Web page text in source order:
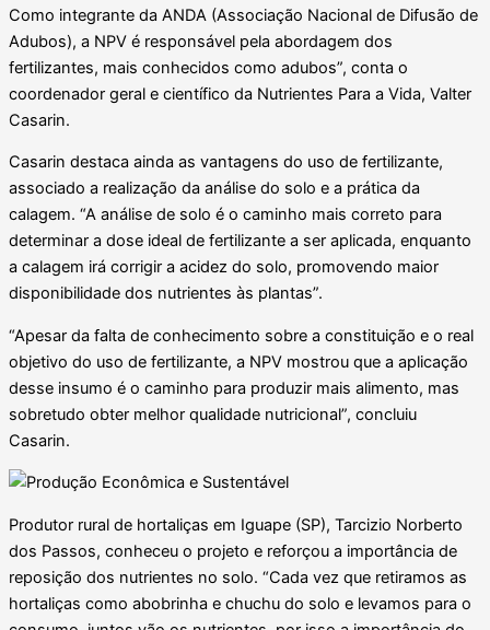
Como integrante da ANDA (Associação Nacional de Difusão de
Adubos), a NPV é responsável pela abordagem dos
fertilizantes, mais conhecidos como adubos”, conta o
coordenador geral e científico da Nutrientes Para a Vida, Valter
Casarin.
Casarin destaca ainda as vantagens do uso de fertilizante,
associado a realização da análise do solo e a prática da
calagem. “A análise de solo é o caminho mais correto para
determinar a dose ideal de fertilizante a ser aplicada, enquanto
a calagem irá corrigir a acidez do solo, promovendo maior
disponibilidade dos nutrientes às plantas”.
“Apesar da falta de conhecimento sobre a constituição e o real
objetivo do uso de fertilizante, a NPV mostrou que a aplicação
desse insumo é o caminho para produzir mais alimento, mas
sobretudo obter melhor qualidade nutricional”, concluiu
Casarin.
Produtor rural de hortaliças em Iguape (SP), Tarcizio Norberto
dos Passos, conheceu o projeto e reforçou a importância de
reposição dos nutrientes no solo. “Cada vez que retiramos as
hortaliças como abobrinha e chuchu do solo e levamos para o